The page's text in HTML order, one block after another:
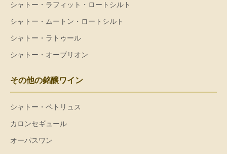
シャトー・ラフィット・ロートシルト
シャトー・ムートン・ロートシルト
シャトー・ラトゥール
シャトー・オーブリオン
その他の銘醸ワイン
シャトー・ペトリュス
カロンセギュール
オーパスワン